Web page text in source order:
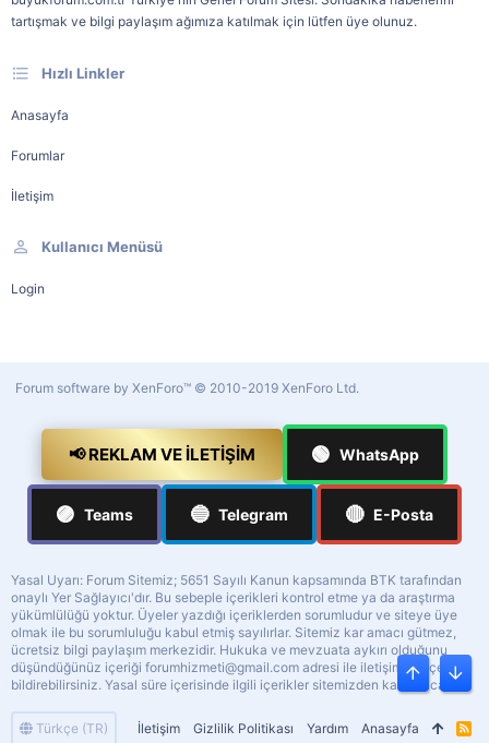
tartışmak ve bilgi paylaşım ağımıza katılmak için lütfen üye olunuz.
Hızlı Linkler
Anasayfa
Forumlar
İletişim
Kullanıcı Menüsü
Login
Türkçe (TR) İletişim Gizlilik Politikası Yardım Anasayfa
R
Forum software by XenForo™ © 2010-2019 XenForo Ltd.
📢 REKLAM VE İLETIŞIM 🟢 WhatsApp
🟣 Teams 🔵 Telegram 🔴 E-Posta
Yasal Uyarı: Forum Sitemiz; 5651 Sayılı Kanun kapsamında BTK tarafından
onaylı Yer Sağlayıcı'dır. Bu sebeple içerikleri kontrol etme ya da araştırma
yükümlülüğü yoktur. Üyeler yazdığı içeriklerden sorumludur ve siteye üye
olmak ile bu sorumluluğu kabul etmiş sayılırlar. Sitemiz kar amacı gütmez,
ücretsiz bilgi paylaşım merkezidir. Hukuka ve mevzuata aykırı olduğunu
düşündüğünüz içeriği forumhizmeti@gmail.com adresi ile iletişime geçerek
bildirebilirsiniz. Yasal süre içerisinde ilgili içerikler sitemizden kaldırılacaktır.
Üst Alt